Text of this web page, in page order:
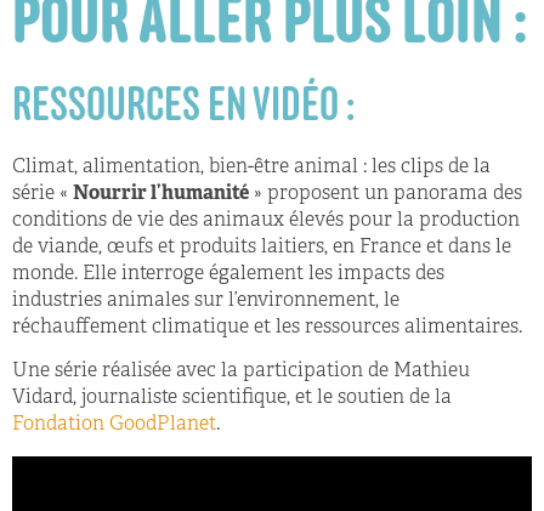
POUR ALLER PLUS LOIN :
RESSOURCES EN VIDÉO :
Climat, alimentation, bien-être animal : les clips de la
série « Nourrir l’humanité » proposent un panorama des
conditions de vie des animaux élevés pour la production
de viande, œufs et produits laitiers, en France et dans le
monde. Elle interroge également les impacts des
industries animales sur l’environnement, le
réchauffement climatique et les ressources alimentaires.
Une série réalisée avec la participation de Mathieu
Vidard, journaliste scientifique, et le soutien de la
Fondation GoodPlanet.